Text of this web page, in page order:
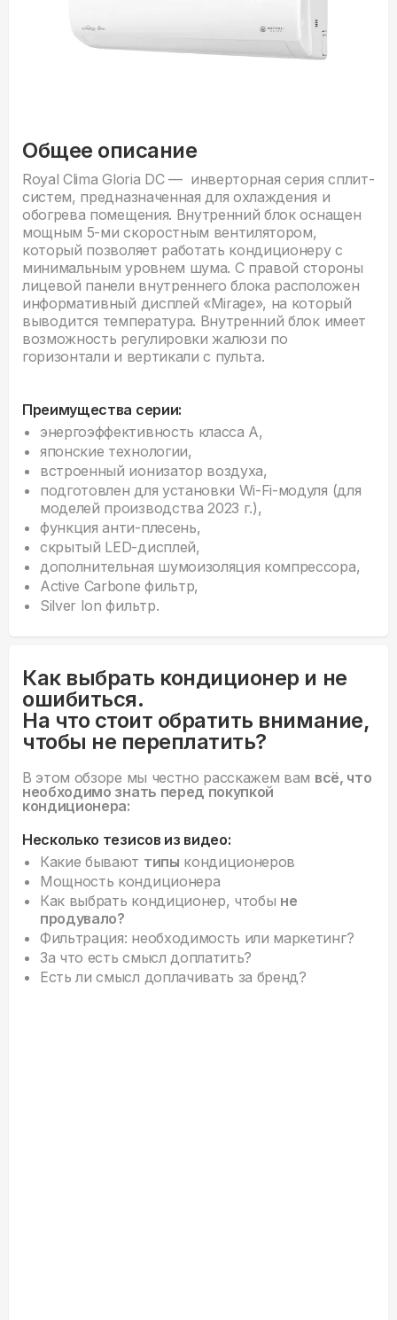
Общее описание
Royal Clima Gloria DC — инверторная серия сплит-
систем, предназначенная для охлаждения и
обогрева помещения. Внутренний блок оснащен
мощным 5-ми скоростным вентилятором,
который позволяет работать кондиционеру с
минимальным уровнем шума. С правой стороны
лицевой панели внутреннего блока расположен
информативный дисплей «Mirage», на который
выводится температура. Внутренний блок имеет
возможность регулировки жалюзи по
горизонтали и вертикали с пульта.
Преимущества серии:
энергоэффективность класса А,
японские технологии,
встроенный ионизатор воздуха,
подготовлен для установки Wi-Fi-модуля (для
моделей производства 2023 г.),
функция анти-плесень,
скрытый LED-дисплей,
дополнительная шумоизоляция компрессора,
Active Carbone фильтр,
Silver Ion фильтр.
Как выбрать кондиционер и не
ошибиться.
На что стоит обратить внимание,
чтобы не переплатить?
В этом обзоре мы честно расскажем вам всё, что
необходимо знать перед покупкой
кондиционера:
Несколько тезисов из видео:
Какие бывают типы кондиционеров
Мощность кондиционера
Как выбрать кондиционер, чтобы не
продувало?
Фильтрация: необходимость или маркетинг?
За что есть смысл доплатить?
Есть ли смысл доплачивать за бренд?